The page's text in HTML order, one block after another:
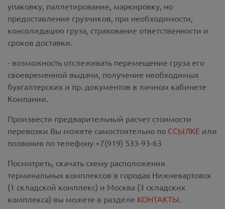
упаковку, паллетирование, маркировку, но
предоставление грузчиков, при необходимости,
консолидацию груза, страхование ответственности и
сроков доставки.
- возможность отслеживать перемещение груза его
своевременной выдачи, получение необходимых
бухгалтерских и пр. документов в личном кабинете
Компании.
Произвести предварительный расчет стоимости
перевозки Вы можете самостоятельно по ССЫЛКЕ или
позвонив по телефону +7(919) 533-93-63
Посмотреть, скачать схему расположения
терминальных комплексов в городах Нижневартовск
(1 складской комплекс) и Москва (3 складских
комплекса) вы можете в разделе КОНТАКТЫ.